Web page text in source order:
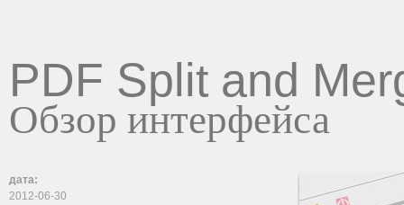
PDF Split and
Обзор интерфейса
дата:
2012-06-30